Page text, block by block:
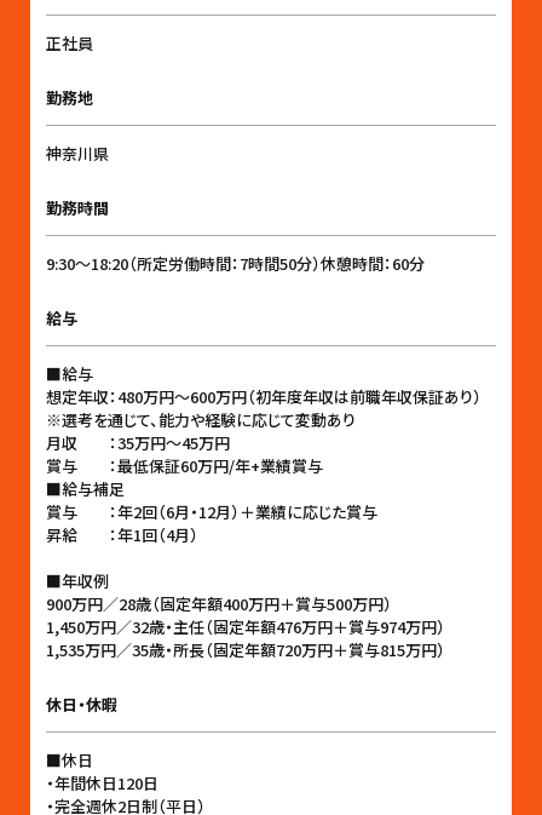
正社員
勤務地
神奈川県
勤務時間
9:30〜18:20（所定労働時間：7時間50分）休憩時間：60分
給与
■給与
想定年収：480万円〜600万円（初年度年収は前職年収保証あり）
※選考を通じて、能力や経験に応じて変動あり
月収 ：35万円〜45万円
賞与 ：最低保証60万円/年+業績賞与
■給与補足
賞与 ：年2回（6月・12月）＋業績に応じた賞与
昇給 ：年1回（4月）
■年収例
900万円／28歳（固定年額400万円＋賞与500万円）
1,450万円／32歳・主任（固定年額476万円＋賞与974万円）
1,535万円／35歳・所長（固定年額720万円＋賞与815万円）
休日・休暇
■休日
・年間休日120日
・完全週休2日制（平日）